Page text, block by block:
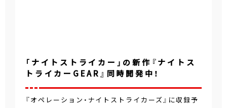
「ナイトストライカー」の新作『ナイトス
トライカーGEAR』同時開発中！
『オペレーション・ナイトストライカーズ』に収録予